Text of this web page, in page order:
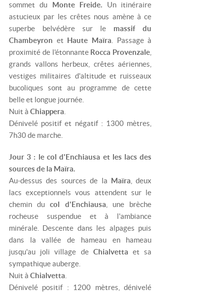
sommet du Monte Freide. Un itinéraire
astucieux par les crêtes nous amène à ce
superbe belvédère sur le massif du
Chambeyron et Haute Maïra . Passage à
proximité de l'étonnante Rocca Provenzale
grands vallons herbeux, crêtes aériennes,
vestiges militaires d'altitude et ruisseaux
bucoliques sont au programme de cette
belle et longue journée.
Nuit à Chiappera
Dénivelé positif et négatif : 1300 mètres,
7h30 de marche.
Jour 3 : le col d'Enchiausa et les lacs des
sources de la Maïra.
Au-dessus des sources de la Maïra , deux
lacs exceptionnels vous attendent sur le
chemin du col d'Enchiausa , une brèche
rocheuse suspendue et à l'ambiance
minérale. Descente dans les alpages puis
dans la vallée de hameau en hameau
jusqu'au joli village de Chialvettaet sa
sympathique auberge.
Nuit à Chialvetta
Dénivelé positif : 1200 mètres, dénivelé